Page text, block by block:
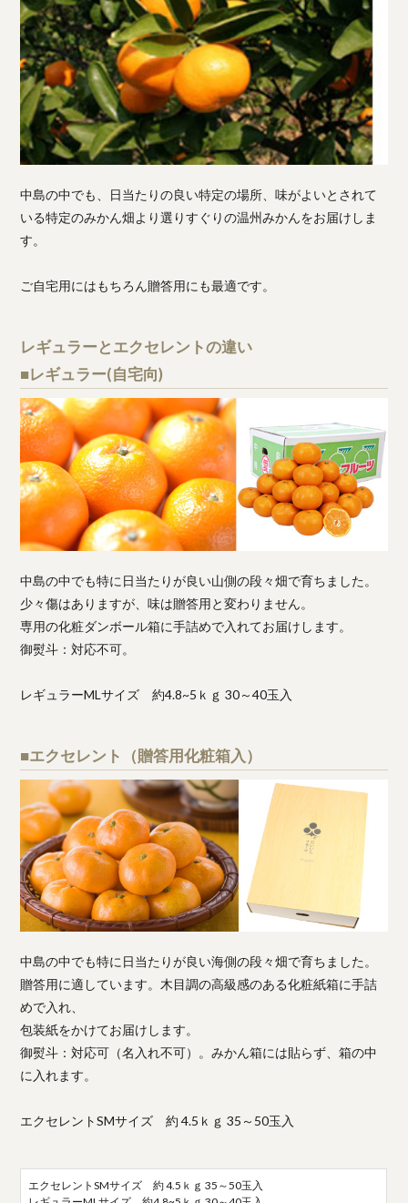
中島の中でも、日当たりの良い特定の場所、味がよいとされて
いる特定のみかん畑より選りすぐりの温州みかんをお届けしま
す。
ご自宅用にはもちろん贈答用にも最適です。
レギュラーとエクセレントの違い
■レギュラー(自宅向)
中島の中でも特に日当たりが良い山側の段々畑で育ちました。
少々傷はありますが、味は贈答用と変わりません。
専用の化粧ダンボール箱に手詰めで入れてお届けします。
御熨斗：対応不可。
レギュラーMLサイズ 約4.8~5ｋｇ 30～40玉入
■エクセレント（贈答用化粧箱入）
中島の中でも特に日当たりが良い海側の段々畑で育ちました。
贈答用に適しています。木目調の高級感のある化粧紙箱に手詰
めで入れ、
包装紙をかけてお届けします。
御熨斗：対応可（名入れ不可）。みかん箱には貼らず、箱の中
に入れます。
エクセレントSMサイズ 約 4.5ｋｇ 35～50玉入
エクセレントSMサイズ 約 4.5ｋｇ 35～50玉入